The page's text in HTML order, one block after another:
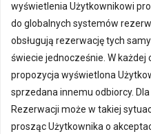
wyświetlenia Użytkownikowi
do globalnych systemów
obsługują rezerwację tych
świecie jednocześnie. W każdej
propozycja wyświetlona
sprzedana innemu odbiorcy.
Rezerwacji może w takiej
prosząc Użytkownika o